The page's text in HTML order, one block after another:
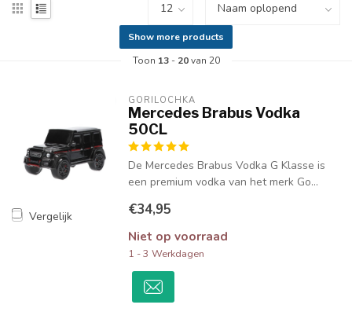
Show more products
Toon 13- 20van 20
Vergelijk
GORILOCHKA
Mercedes Brabus Vodka
50CL
De Mercedes Brabus Vodka G Klasse is
een premium vodka van het merk Go...
€34,95
Niet op voorraad
1 - 3 Werkdagen